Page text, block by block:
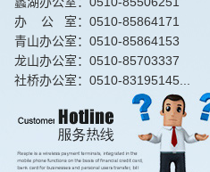
办 公 室：0510-85864171
青山办公室：0510-85864153
龙山办公室：0510-85703337
社桥办公室：0510-83195145...